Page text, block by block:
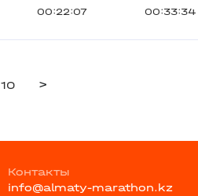
00:22:07 00:33:34
10 >
Контакты
info@almaty-marathon.kz